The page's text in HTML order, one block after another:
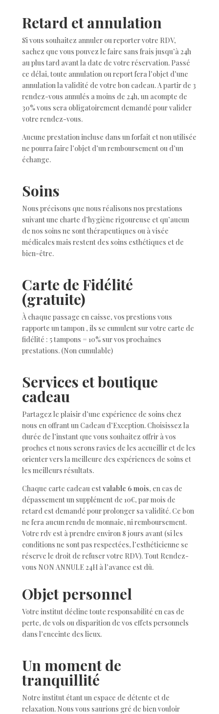
Retard et annulation
Si vous souhaitez annuler ou reporter votre RDV,
sachez que vous pouvez le faire sans frais jusqu’à 24h
au plus tard avant la date de votre réservation. Passé
ce délai, toute annulation ou report fera l’objet d’une
annulation la validité de votre bon cadeau. A partir de 3
rendez-vous annulés a moins de 24h, un acompte de
30% vous sera obligatoirement demandé pour valider
votre rendez-vous.
Aucune prestation incluse dans un forfait et non utilisée
ne pourra faire l’objet d’un remboursement ou d’un
échange.
Soins
Nous précisons que nous réalisons nos prestations
suivant une charte d’hygiène rigoureuse et qu’aucun
de nos soins ne sont thérapeutiques ou à visée
médicales mais restent des soins esthétiques et de
bien-être.
Carte de Fidélité
(gratuite)
À chaque passage en caisse, vos prestions vous
rapporte un tampon , ils se cumulent sur votre carte de
fidélité : 5 tampons = 10% sur vos prochaines
prestations. (Non cumulable)
Services et boutique
cadeau
Partagez le plaisir d’une expérience de soins chez
nous en offrant un Cadeau d’Exception. Choisissez la
durée de l’instant que vous souhaitez offrir à vos
proches et nous serons ravies de les accueillir et de les
orienter vers la meilleure des expériences de soins et
les meilleurs résultats.
Chaque carte cadeau estvalable 6 mois, en cas de
dépassement un supplément de 10€, par mois de
retard est demandé pour prolonger sa validité. Ce bon
ne fera aucun rendu de monnaie, ni remboursement.
Votre rdv est à prendre environ 8 jours avant (si les
conditions ne sont pas respectées, l’esthéticienne se
réserve le droit de refuser votre RDV). Tout Rendez-
vous NON ANNULE 24H à l’avance est dû.
Objet personnel
Votre institut décline toute responsabilité en cas de
perte, de vols ou disparition de vos effets personnels
dans l’enceinte des lieux.
Un moment de
tranquillité
Notre institut étant un espace de détente et de
relaxation. Nous vous saurions gré de bien vouloir